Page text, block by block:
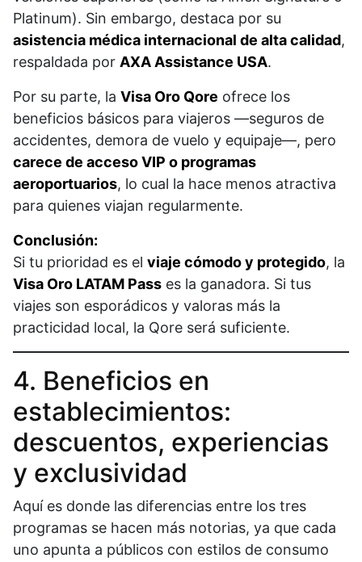
Platinum). Sin embargo, destaca por su
asistencia médica internacional de alta calidad,
respaldada por AXA Assistance USA.
Por su parte, la Visa Oro Qore ofrece los
beneficios básicos para viajeros —seguros de
accidentes, demora de vuelo y equipaje—, pero
carece de acceso VIP o programas
aeroportuarios, lo cual la hace menos atractiva
para quienes viajan regularmente.
Conclusión:
Si tu prioridad es el viaje cómodo y protegido, la
Visa Oro LATAM Pass es la ganadora. Si tus
viajes son esporádicos y valoras más la
practicidad local, la Qore será suficiente.
4. Beneficios en
establecimientos:
descuentos, experiencias
y exclusividad
Aquí es donde las diferencias entre los tres
programas se hacen más notorias, ya que cada
uno apunta a públicos con estilos de consumo